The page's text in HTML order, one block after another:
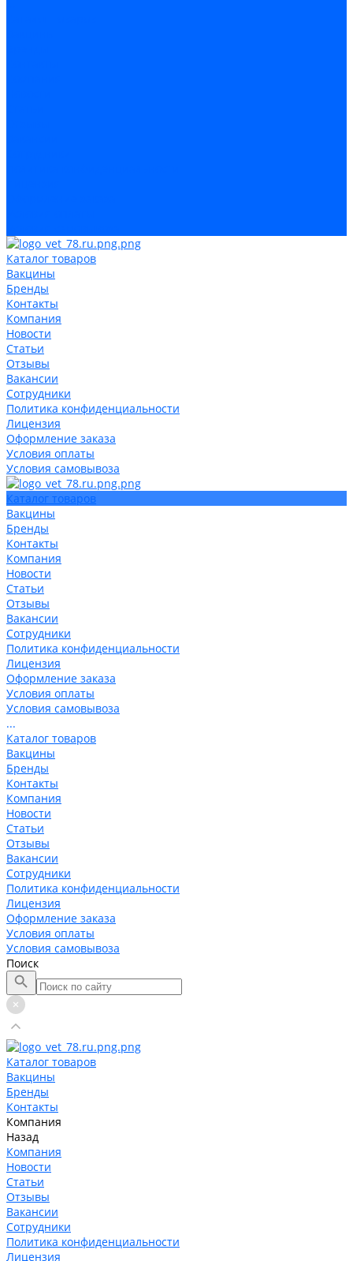
Каталог товаров
Вакцины
Бренды
Контакты
Компания
Новости
Статьи
Отзывы
Вакансии
Сотрудники
Политика конфиденциальности
Лицензия
Оформление заказа
Условия оплаты
Условия самовывоза
Каталог товаров
Вакцины
Бренды
Контакты
Компания
Новости
Статьи
Отзывы
Вакансии
Сотрудники
Политика конфиденциальности
Лицензия
Оформление заказа
Условия оплаты
Условия самовывоза
...
Каталог товаров
Вакцины
Бренды
Контакты
Компания
Новости
Статьи
Отзывы
Вакансии
Сотрудники
Политика конфиденциальности
Лицензия
Оформление заказа
Условия оплаты
Условия самовывоза
Поиск
Каталог товаров
Вакцины
Бренды
Контакты
Компания
Назад
Компания
Новости
Статьи
Отзывы
Вакансии
Сотрудники
Политика конфиденциальности
Лицензия